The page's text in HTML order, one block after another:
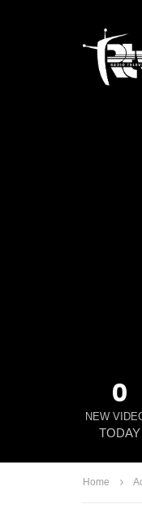
0
NEW
TODAY
Home